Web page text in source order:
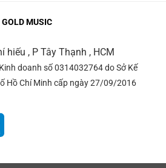
MUSIC
, P Tây Thạnh , HCM
doanh số 0314032764 do Sở Kế
Hồ Chí Minh cấp ngày 27/09/2016